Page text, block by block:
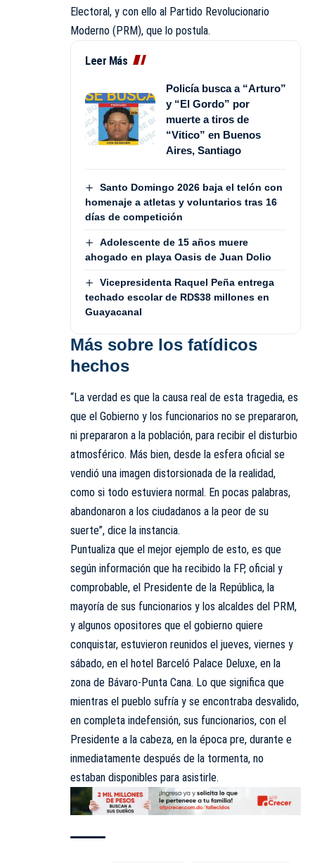
Electoral, y con ello al Partido Revolucionario
Moderno (PRM), que lo postula.
Leer Más
Policía busca a “Arturo”
y “El Gordo” por
muerte a tiros de
“Vitico” en Buenos
Aires, Santiago
Santo Domingo 2026 baja el telón con
homenaje a atletas y voluntarios tras 16
días de competición
Adolescente de 15 años muere
ahogado en playa Oasis de Juan Dolio
Vicepresidenta Raquel Peña entrega
techado escolar de RD$38 millones en
Guayacanal
Más sobre los fatídicos
hechos
“La verdad es que la causa real de esta tragedia, es
que el Gobierno y los funcionarios no se prepararon,
ni prepararon a la población, para recibir el disturbio
atmosférico. Más bien, desde la esfera oficial se
vendió una imagen distorsionada de la realidad,
como si todo estuviera normal. En pocas palabras,
abandonaron a los ciudadanos a la peor de su
suerte”, dice la instancia.
Puntualiza que el mejor ejemplo de esto, es que
según información que ha recibido la FP, oficial y
comprobable, el Presidente de la República, la
mayoría de sus funcionarios y los alcaldes del PRM,
y algunos opositores que el gobierno quiere
conquistar, estuvieron reunidos el jueves, viernes y
sábado, en el hotel Barceló Palace Deluxe, en la
zona de Bávaro-Punta Cana. Lo que significa que
mientras el pueblo sufría y se encontraba desvalido,
en completa indefensión, sus funcionarios, con el
Presidente a la cabeza, en la época pre, durante e
inmediatamente después de la tormenta, no
estaban disponibles para asistirle.